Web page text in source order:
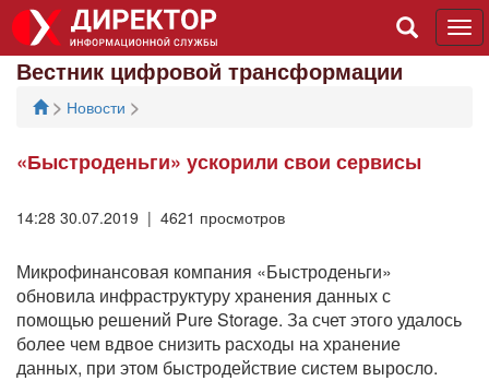
Вестник цифровой трансформации
> Новости >
«Быстроденьги» ускорили свои сервисы
14:28 30.07.2019 | 4621 просмотров
Микрофинансовая компания «Быстроденьги»
обновила инфраструктуру хранения данных с
помощью решений Pure Storage. За счет этого удалось
более чем вдвое снизить расходы на хранение
данных, при этом быстродействие систем выросло.